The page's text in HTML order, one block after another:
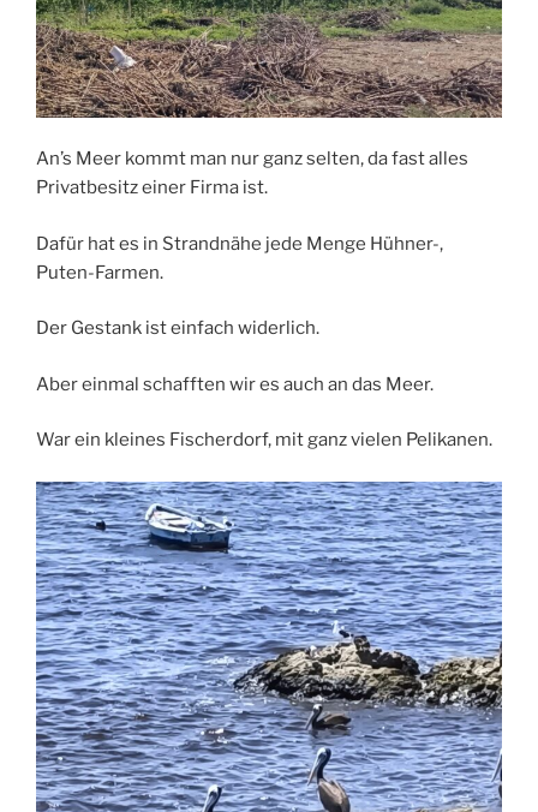
An’s Meer kommt man nur ganz selten, da fast alles
Privatbesitz einer Firma ist.
Dafür hat es in Strandnähe jede Menge Hühner-,
Puten-Farmen.
Der Gestank ist einfach widerlich.
Aber einmal schafften wir es auch an das Meer.
War ein kleines Fischerdorf, mit ganz vielen Pelikanen.